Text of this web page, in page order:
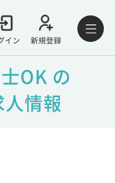
イン 新規登録
OK の
情報